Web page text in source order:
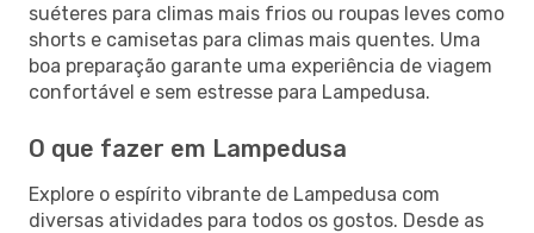
suéteres para climas mais frios ou roupas leves como
shorts e camisetas para climas mais quentes. Uma
boa preparação garante uma experiência de viagem
confortável e sem estresse para Lampedusa.
O que fazer em Lampedusa
Explore o espírito vibrante de Lampedusa com
diversas atividades para todos os gostos. Desde as